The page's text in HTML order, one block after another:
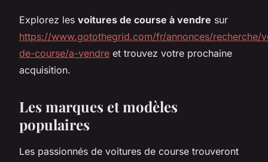
Explorez les voitures de course à vendre sur
https://www.gotothegrid.com/fr/annonces/recherche/
de-course/a-vendre et trouvez votre prochaine
acquisition.
Les marques et modèles
populaires
Les passionnés de voitures de course trouveront